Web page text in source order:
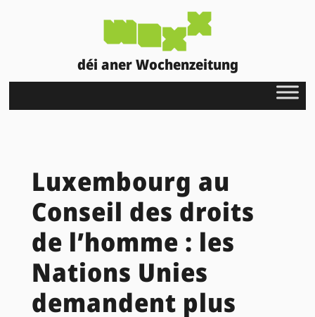
déi aner Wochenzeitung
Luxembourg au
Conseil des droits
de l’homme : les
Nations Unies
demandent plus